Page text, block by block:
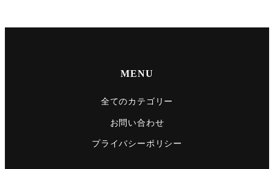
MENU
全てのカテゴリー
お問い合わせ
プライバシーポリシー